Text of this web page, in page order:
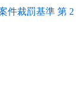
件裁罰基準 第 2